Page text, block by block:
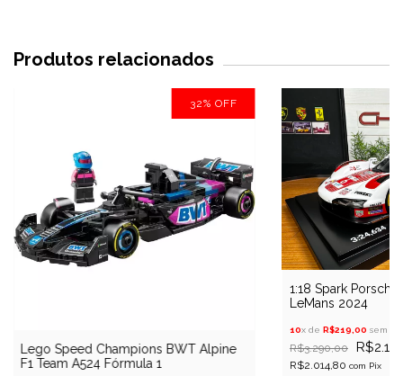
Produtos relacionados
32% OFF
Lego Speed Champions BWT Alpine
F1 Team A524 Fórmula 1
1:18 Spark
LeMans 2024
10x de R$219,00 sem
R$3.290,00
R$2.014,80 com Pix